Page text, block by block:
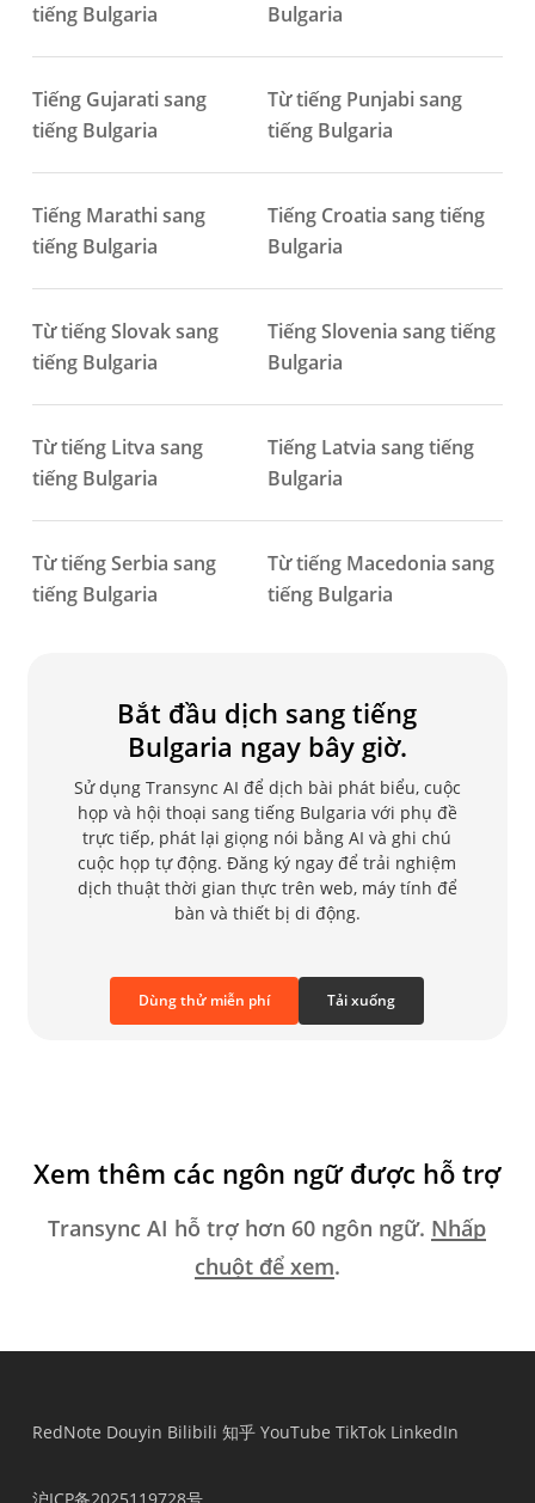
tiếng Bulgaria
Bulgaria
Tiếng Gujarati sang
tiếng Bulgaria
Từ tiếng Punjabi sang
tiếng Bulgaria
Tiếng Marathi sang
tiếng Bulgaria
Tiếng Croatia sang tiếng
Bulgaria
Từ tiếng Slovak sang
tiếng Bulgaria
Tiếng Slovenia sang tiếng
Bulgaria
Từ tiếng Litva sang
tiếng Bulgaria
Tiếng Latvia sang tiếng
Bulgaria
Từ tiếng Serbia sang
tiếng Bulgaria
Từ tiếng Macedonia sang
tiếng Bulgaria
Bắt đầu dịch sang tiếng
Bulgaria ngay bây giờ.
Sử dụng Transync AI để dịch bài phát biểu, cuộc
họp và hội thoại sang tiếng Bulgaria với phụ đề
trực tiếp, phát lại giọng nói bằng AI và ghi chú
cuộc họp tự động. Đăng ký ngay để trải nghiệm
dịch thuật thời gian thực trên web, máy tính để
bàn và thiết bị di động.
Dùng thử miễn phí Tải xuống
Xem thêm các ngôn ngữ được hỗ trợ
Transync AI hỗ trợ hơn 60 ngôn ngữ. Nhấp
chuột để xem.
RedNote Douyin Bilibili 知乎 YouTube TikTok LinkedIn